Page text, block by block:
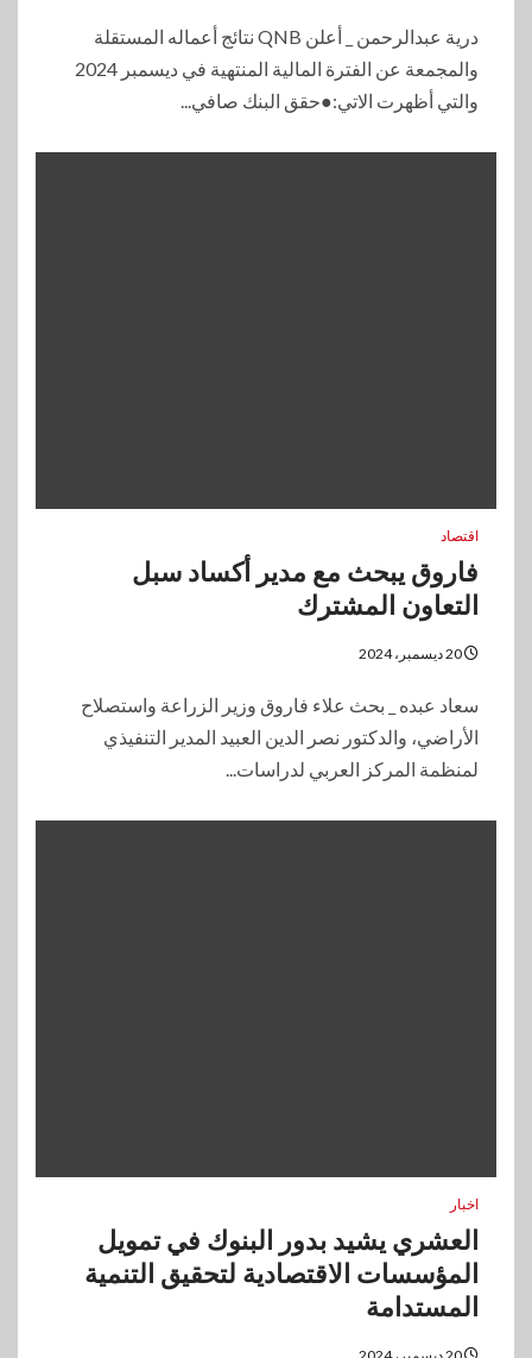
درية عبدالرحمن _ أعلن QNB نتائج أعماله المستقلة
والمجمعة عن الفترة المالية المنتهية في ديسمبر 2024
والتي أظهرت الاتي:●حقق البنك صافي...
اقتصاد
فاروق يبحث مع مدير أكساد سبل
التعاون المشترك
سعاد عبده _ بحث علاء فاروق وزير الزراعة واستصلاح
الأراضي، والدكتور نصر الدين العبيد المدير التنفيذي
لمنظمة المركز العربي لدراسات...
اخبار
العشري يشيد بدور البنوك في تمويل
المؤسسات الاقتصادية لتحقيق التنمية
المستدامة